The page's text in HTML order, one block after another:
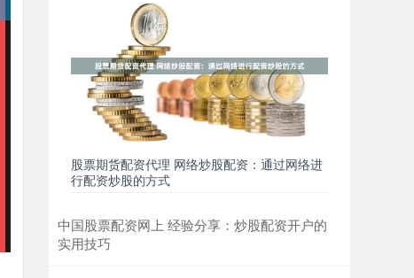
股票期货配资代理 网络炒股配资：通过网络进
行配资炒股的方式
中国股票配资网上 经验分享：炒股配资开户的
实用技巧